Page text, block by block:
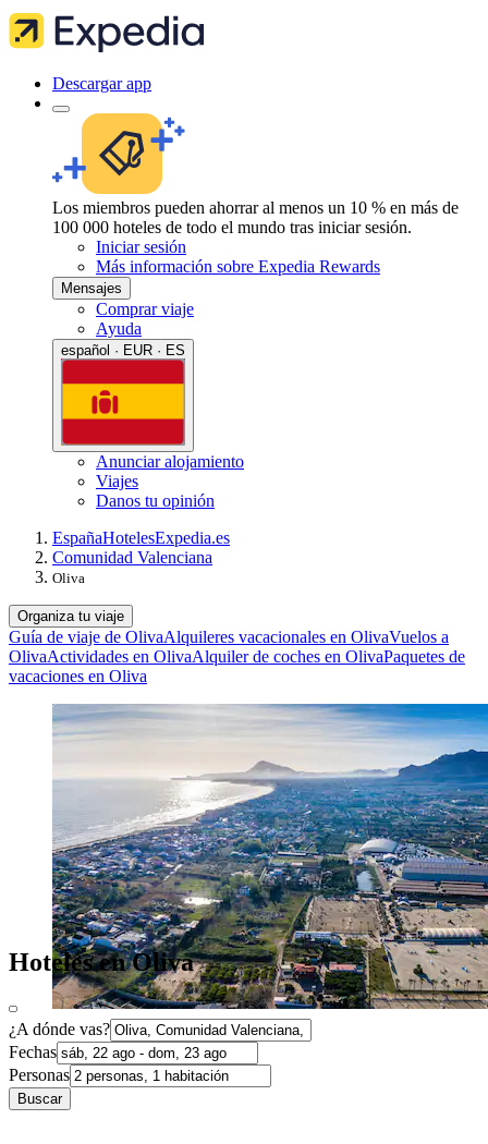
Descargar app
Los miembros pueden ahorrar al menos un 10 % en más de
100 000 hoteles de todo el mundo tras iniciar sesión.
Iniciar sesión
Más información sobre Expedia Rewards
Mensajes
Comprar viaje
Ayuda
español · EUR · ES
Anunciar alojamiento
Viajes
Danos tu opinión
EspañaHotelesExpedia.es
Comunidad Valenciana
Oliva
Organiza tu viaje
Guía de viaje de OlivaAlquileres vacacionales en OlivaVuelos a
OlivaActividades en OlivaAlquiler de coches en OlivaPaquetes de
vacaciones en Oliva
Hoteles en Oliva
¿A dónde vas?
Fechas
Personas
Buscar